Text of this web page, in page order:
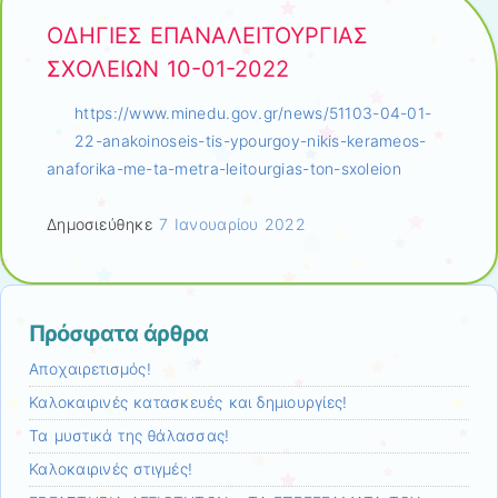
ΟΔΗΓΙΕΣ ΕΠΑΝΑΛΕΙΤΟΥΡΓΙΑΣ
ΣΧΟΛΕΙΩΝ 10-01-2022
https://www.minedu.gov.gr/news/51103-04-01-
22-anakoinoseis-tis-ypourgoy-nikis-kerameos-
anaforika-me-ta-metra-leitourgias-ton-sxoleion
Δημοσιεύθηκε7 Ιανουαρίου 2022
Πρόσφατα άρθρα
Αποχαιρετισμός!
Καλοκαιρινές κατασκευές και δημιουργίες!
Τα μυστικά της θάλασσας!
Καλοκαιρινές στιγμές!